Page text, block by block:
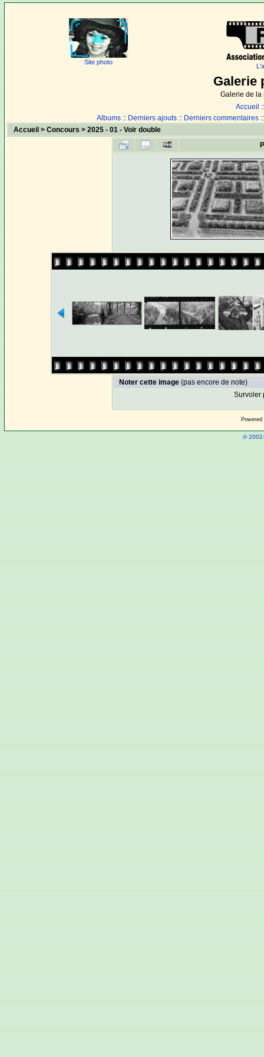
Site photo
Galerie
Galerie de la
Accueil
Albums :: Derniers ajouts :: Derniers commentaires
Accueil >Concours >2025 - 01 - Voir double
Noter cette image (pas encore de note)
Survoler
©